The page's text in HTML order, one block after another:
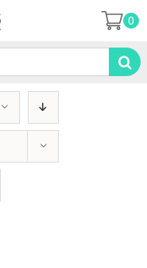
0